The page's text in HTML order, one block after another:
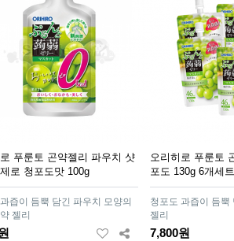
푸룬토 곤약젤리 파우치 샷
로 청포도맛 100g
즙이 듬뿍 담긴 파우치 모양의
젤리
오리히로 푸룬토
포도 130g 6개세트
청포도 과즙이 듬뿍
젤리
7,800원